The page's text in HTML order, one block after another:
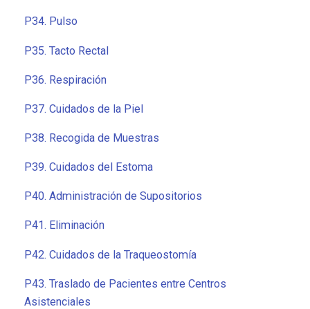
P34. Pulso
P35. Tacto Rectal
P36. Respiración
P37. Cuidados de la Piel
P38. Recogida de Muestras
P39. Cuidados del Estoma
P40. Administración de Supositorios
P41. Eliminación
P42. Cuidados de la Traqueostomía
P43. Traslado de Pacientes entre Centros
Asistenciales